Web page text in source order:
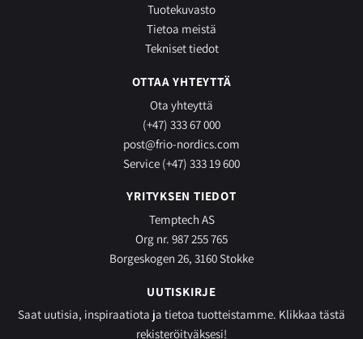
Tuotekuvasto
Tietoa meistä
Tekniset tiedot
OTTAA YHTEYTTÄ
Ota yhteyttä
(+47) 333 67 000
post@frio-nordics.com
Service (+47) 333 19 600
YRITYKSEN TIEDOT
Temptech AS
Org nr. 987 255 765
Borgeskogen 26, 3160 Stokke
UUTISKIRJE
Saat uutisia, inspiraatiota ja tietoa tuotteistamme. Klikkaa tästä
rekisteröityäksesi!